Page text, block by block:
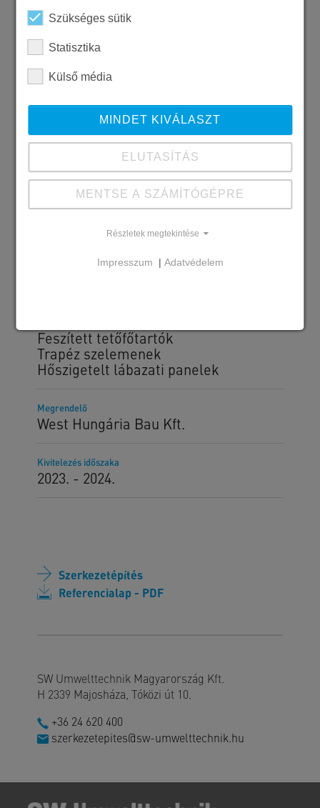
Feszített tetőfőtartók
Trapéz szelemenek
Hőszigetelt lábazati panelek
Megrendelő
West Hungária Bau Kft.
Kivitelezés időszaka
2023. - 2024.
Szerkezetépítés
Referencialap - PDF
SW Umwelttechnik Magyarország Kft.
H 2339 Majosháza, Tóközi út 10.
+36 24 620 400
szerkezetepites@sw-umwelttechnik.hu
Szükséges sütik
Statisztika
Külső média
MINDET KIVÁLASZT
ELUTASÍTÁS
MENTSE A SZÁMÍTÓGÉPRE
Részletek megtekintése
Impresszum | Adatvédelem